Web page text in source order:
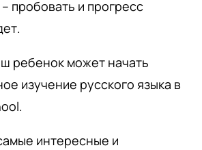
пробовать и прогресс
ребенок может начать
изучение русского языка в
интересные и